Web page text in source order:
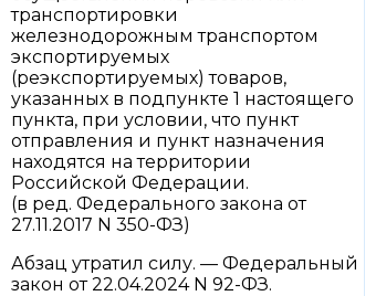
транспортировки
железнодорожным транспортом
экспортируемых
(реэкспортируемых) товаров,
указанных в подпункте 1 настоящего
пункта, при условии, что пункт
отправления и пункт назначения
находятся на территории
Российской Федерации.
(в ред. Федерального закона от
27.11.2017 N 350-ФЗ)
Абзац утратил силу. — Федеральный
закон от 22.04.2024 N 92-ФЗ.